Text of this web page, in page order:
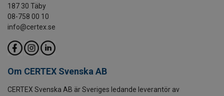
187 30 Täby
08-758 00 10
info@certex.se
Om CERTEX Svenska AB
CERTEX Svenska AB är Sveriges ledande leverantör av